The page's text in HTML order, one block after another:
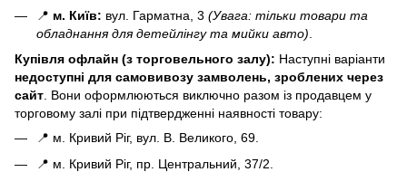
📍 м. Київ: вул. Гарматна, 3 (Увага: тільки товари та
обладнання для детейлінгу та мийки авто)
Купівля офлайн (з торговельного залу): Наступні варіанти
недоступні для самовивозу замволень, зроблених через
сайт . Вони оформлюються виключно разом із продавцем у
торговому залі при підтвердженні наявності товару:
📍 м. Кривий Ріг, вул. В. Великого, 69.
📍 м. Кривий Ріг, пр. Центральний, 37/2.